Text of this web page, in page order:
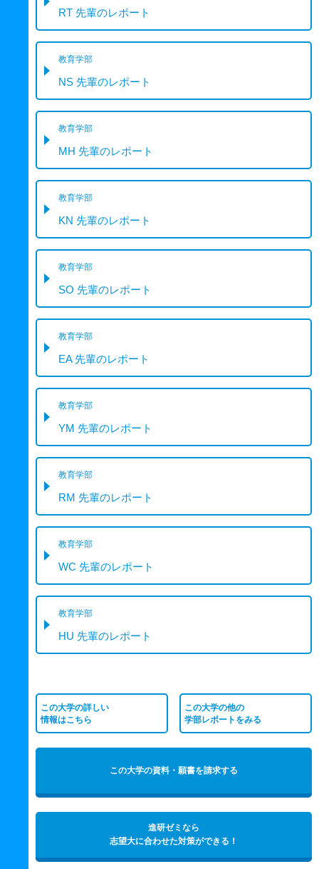
RT 先輩のレポート
教育学部
NS 先輩のレポート
教育学部
MH 先輩のレポート
教育学部
KN 先輩のレポート
教育学部
SO 先輩のレポート
教育学部
EA 先輩のレポート
教育学部
YM 先輩のレポート
教育学部
RM 先輩のレポート
教育学部
WC 先輩のレポート
教育学部
HU 先輩のレポート
この大学の詳しい
情報はこちら
この大学の他の
学部レポートをみる
この大学の資料・願書を請求する
進研ゼミなら
志望大に合わせた対策ができる！